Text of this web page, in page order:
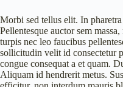
Morbi sed tellus elit. In
Pellentesque auctor sem
turpis nec leo faucibus
sollicitudin velit id consectetur
congue consequat a et quam.
Aliquam id hendrerit metus.